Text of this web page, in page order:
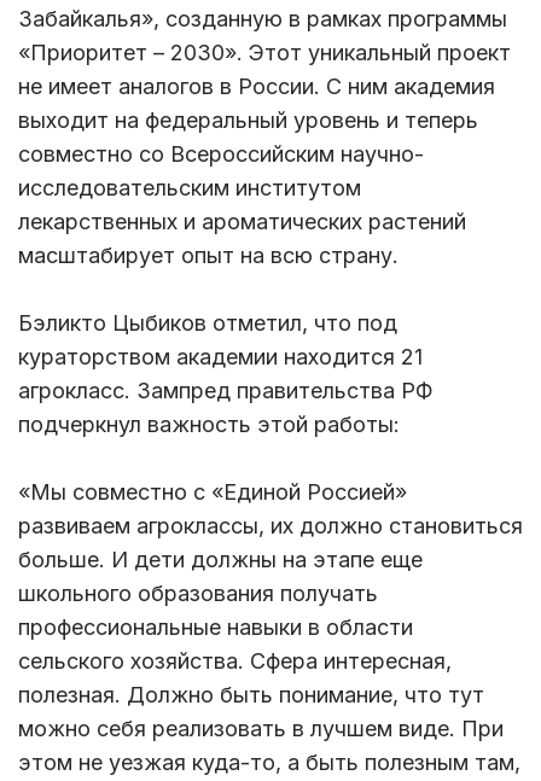
Забайкалья», созданную в рамках программы
«Приоритет – 2030». Этот уникальный проект
не имеет аналогов в России. С ним академия
выходит на федеральный уровень и теперь
совместно со Всероссийским научно-
исследовательским институтом
лекарственных и ароматических растений
масштабирует опыт на всю страну.
Бэликто Цыбиков отметил, что под
кураторством академии находится 21
агрокласс. Зампред правительства РФ
подчеркнул важность этой работы:
«Мы совместно с «Единой Россией»
развиваем агроклассы, их должно становиться
больше. И дети должны на этапе еще
школьного образования получать
профессиональные навыки в области
сельского хозяйства. Сфера интересная,
полезная. Должно быть понимание, что тут
можно себя реализовать в лучшем виде. При
этом не уезжая куда-то, а быть полезным там,